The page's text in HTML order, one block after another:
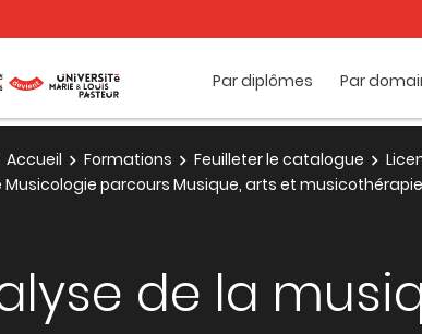
Par diplômes Par
Accueil Formations Feuilleter le catalogue
Musicologie parcours Musique, arts et musicothérapie
de la